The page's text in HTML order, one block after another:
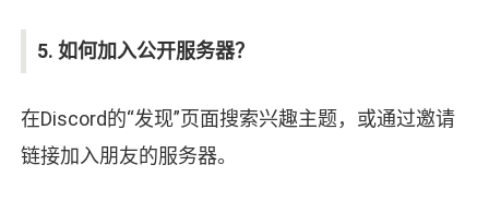
5. 如何加入公开服务器？
在Discord的“发现”页面搜索兴趣主题，或通过邀请
链接加入朋友的服务器。